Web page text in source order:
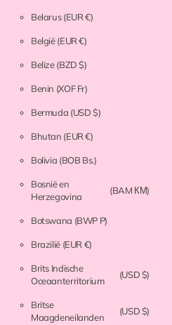
Belarus(EUR €)
België(EUR €)
Belize(BZD $)
Benin (XOF Fr)
Bermuda (USD $)
Bhutan (EUR €)
Bolivia (BOB Bs.)
Bosnië en
Herzegovina
(BAM КМ)
Botswana (BWP P)
Brazilië (EUR €)
Brits Indische
Oceaanterritorium
(USD $)
Britse
Maagdeneilanden
(USD $)